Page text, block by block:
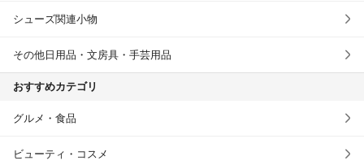
シューズ関連小物
その他日用品・文房具・手芸用品
おすすめカテゴリ
グルメ・食品
ビューティ・コスメ